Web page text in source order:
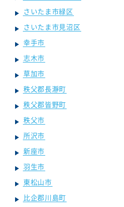
さいたま市緑区
さいたま市見沼区
幸手市
志木市
草加市
秩父郡長瀞町
秩父郡皆野町
秩父市
所沢市
新座市
羽生市
東松山市
比企郡川島町